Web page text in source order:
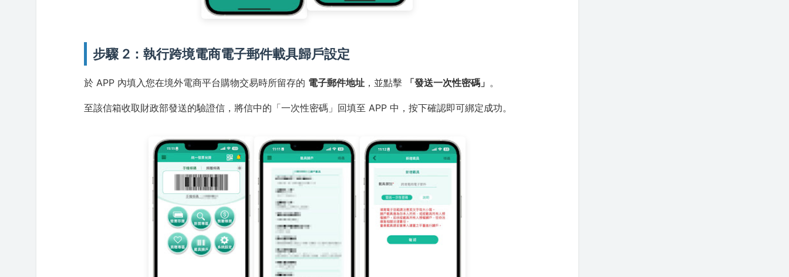
步驟 2：執行跨境電商電子郵件載具歸戶設定
於 APP 內填入您在境外電商平台購物交易時所留存的 電子郵件地址 ，並點擊 「發送一次性密碼」 。
至該信箱收取財政部發送的驗證信，將信中的「一次性密碼」回填至 APP 中，按下確認即可綁定成功。